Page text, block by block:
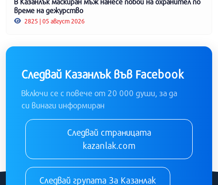
време на дежурство
2825 | 05 август 2026
Следвай Казанлък във Facebook
Включи се с повече от 20 000 души, за да
си винаги информиран
Следвай страницата
kazanlak.com
Следвай групата За Казанлак